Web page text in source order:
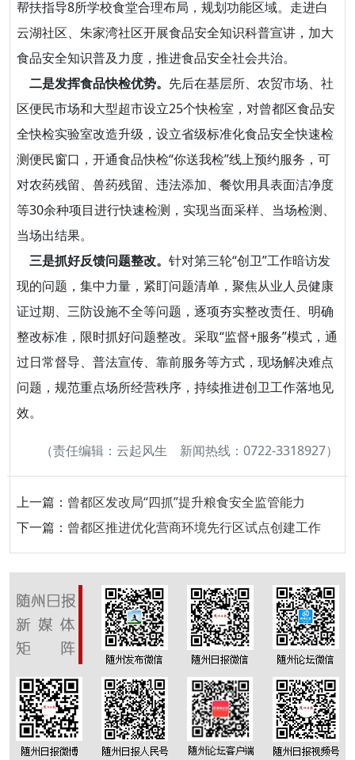
帮扶指导8所学校食堂合理布局，规划功能区域。走进白
云湖社区、朱家湾社区开展食品安全知识科普宣讲，加大
食品安全知识普及力度，推进食品安全社会共治。
二是发挥食品快检优势。 先后在基层所、农贸市场、社
区便民市场和大型超市设立25个快检室，对曾都区食品安
全快检实验室改造升级，设立省级标准化食品安全快速检
测便民窗口，开通食品快检“你送我检”线上预约服务，可
对农药残留、兽药残留、违法添加、餐饮用具表面洁净度
等30余种项目进行快速检测，实现当面采样、当场检测、
当场出结果。
三是抓好反馈问题整改。 针对第三轮“创卫”工作暗访发
现的问题，集中力量，紧盯问题清单，聚焦从业人员健康
证过期、三防设施不全等问题，逐项夯实整改责任、明确
整改标准，限时抓好问题整改。采取“监督+服务”模式，通
过日常督导、普法宣传、靠前服务等方式，现场解决难点
问题，规范重点场所经营秩序，持续推进创卫工作落地见
效。
（责任编辑：云起风生 新闻热线：0722-3318927）
上一篇： 曾都区发改局“四抓”提升粮食安全监管能力
下一篇： 曾都区推进优化营商环境先行区试点创建工作